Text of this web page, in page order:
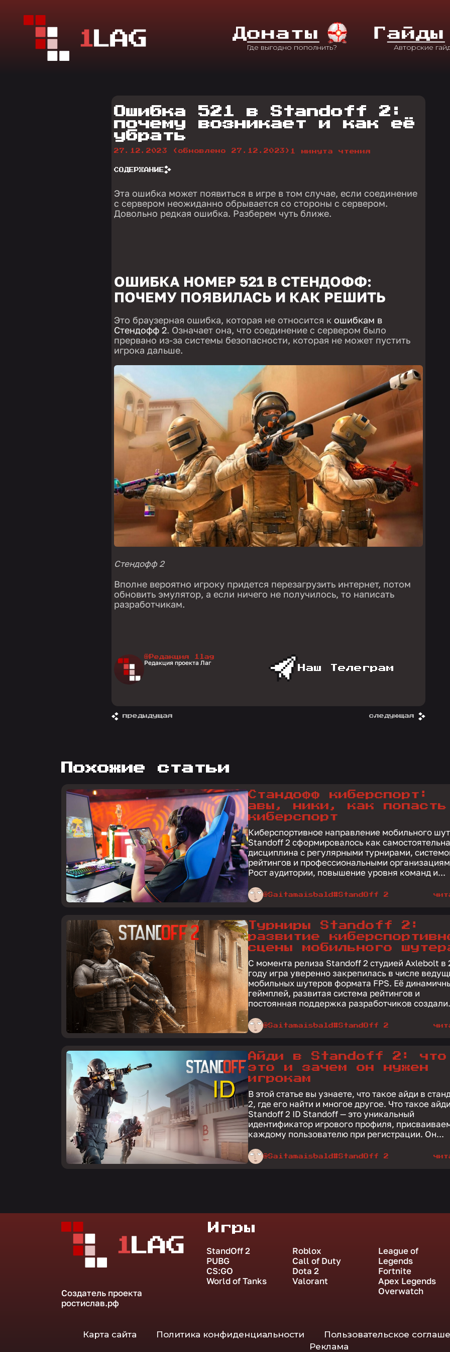
ДОнаты ГАйды
Ошибка 521 в Standoff 2:
почему возникает и как её
убрать
27.12.2023 (обновлено 27.12.2023) 1 минута чтения
СОДЕРЖАНИЕ
Эта ошибка может появиться в игре в том случае, если соединение
с сервером неожиданно обрывается со стороны с сервером.
Довольно редкая ошибка. Разберем чуть ближе.
ОШИБКА НОМЕР 521 В СТЕНДОФФ:
ПОЧЕМУ ПОЯВИЛАСЬ И КАК РЕШИТЬ
Это браузерная ошибка, которая не относится к ошибкам в
Стендофф 2. Означает она, что соединение с сервером было
прервано из-за системы безопасности, которая не может пустить
игрока дальше.
Стендофф 2
Вполне вероятно игроку придется перезагрузить интернет, потом
обновить эмулятор, а если ничего не получилось, то написать
разработчикам.
@Редакция 1lag
Редакция проекта Лаг
Наш Телеграм
предыдущая следующая
похожие статьи
Стандофф киберспорт:
авы, ники, как
киберспорт
Киберспортивное направление мобильного
Standoff 2 сформировалось как
дисциплина с регулярными турнирами,
рейтингов и профессиональными
Рост аудитории, повышение уровня команд и...
@Saitamaisbald#StandOff 2
Турниры Standoff 2:
развитие
сцены мобильного
С момента релиза Standoff 2 студией Axlebolt в
году игра уверенно закрепилась в числе
мобильных шутеров формата FPS. Её
геймплей, развитая система рейтингов и
постоянная поддержка разработчиков
@Saitamaisbald#StandOff 2
Айди в Standoff 2: что
это и зачем он нужен
игрокам
В этой статье вы узнаете, что такое айди в
2, где его найти и многое другое. Что такое айди в
Standoff 2 ID Standoff — это уникальный
идентификатор игрового профиля,
каждому пользователю при регистрации. Он...
@Saitamaisbald#StandOff 2
Создатель проекта
ростислав.рф
Игры
StandOff 2
PUBG
CS:GO
World of Tanks
Roblox
Call of Duty
Dota 2
Valorant
League of
Legends
Fortnite
Apex Legends
Overwatch
Карта сайта Политика конфиденциальности Пользовательское
Реклама